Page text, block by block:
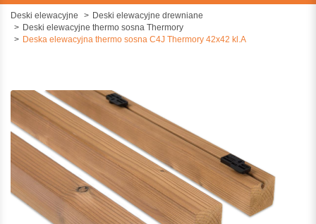
Deski elewacyjne
Deski elewacyjne drewniane
Deski elewacyjne thermo sosna Thermory
Deska elewacyjna thermo sosna C4J Thermory 42x42 kl.A